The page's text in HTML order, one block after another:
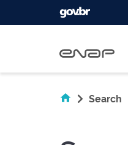
Search